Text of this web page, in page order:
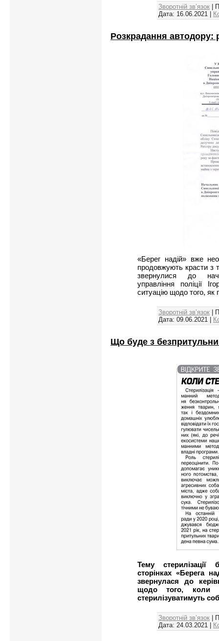
Зворотній зв’язок |
Дата: 16.06.2021 |
Розкрадання автодору:
«Берег надій» вже
продовжують красти з
звернулися до
управління поліції
ситуацію щодо того, як
Зворотній зв’язок |
Дата: 09.06.2021 |
Що буде з
Тему
сторінках «Берега
звернулася до
щодо того, коли
стерилізуватимуть
Зворотній зв’язок |
Дата: 24.03.2021 |